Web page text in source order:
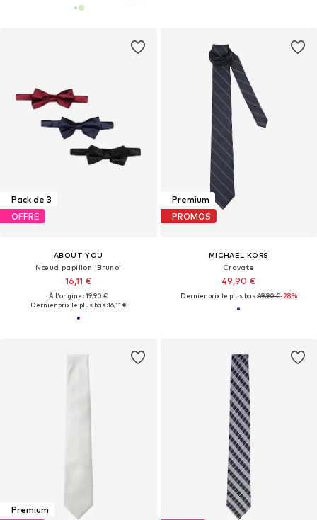
Pack de 3
OFFRE
ABOUT YOU
Nœud papillon 'Bruno'
16,11 €
À l'origine : 19,90 €
Dernier prix le plus bas :16,11 €
Premium
PROMOS
MICHAEL KORS
Cravate
49,90 €
Dernier prix le plus bas :69,90 €-28%
Premium